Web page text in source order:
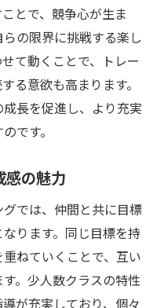
とで、競争心が生ま
の限界に挑戦する楽し
て動くことで、トレー
る意欲も高まります。
長を促進し、より充実
です。
感の魅力
では、仲間と共に目標
ります。同じ目標を持
ねていくことで、互い
。少人数クラスの特性
が充実しており、個々